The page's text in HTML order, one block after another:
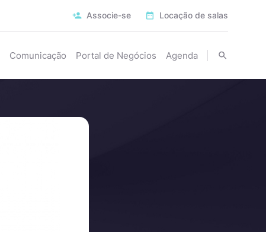
Associe-se Locação de salas
Comunicação Portal de Negócios Agenda